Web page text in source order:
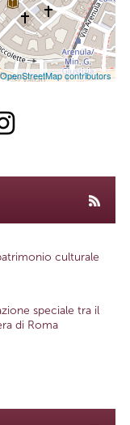
contributors
culturale
speciale tra il
di Roma